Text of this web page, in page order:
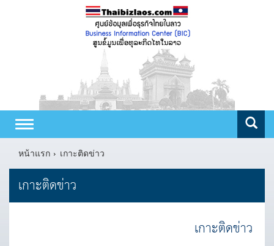
Toggle
navigation
หน้าแรก
เกาะติดข่าว
เกาะติดข่าว
เกาะติดข่าว